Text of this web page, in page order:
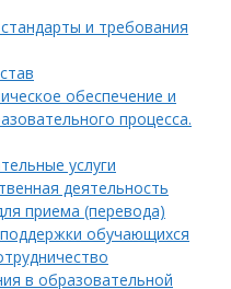
и требования
обеспечение и
процесса.
услуги
деятельность
приема (перевода)
обучающихся
в образовательной